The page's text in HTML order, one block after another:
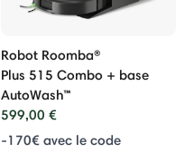
Robot Roomba®
Plus 515 Combo + base
AutoWash™
599,00 €
-170€ avec le code